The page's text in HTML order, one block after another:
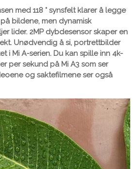
med 118 ° synsfelt klarer å legge
bildene, men dynamisk
lider. 2MP dybdesensor skaper en
Unødvendig å si, portrettbilder
i Mi A-serien. Du kan spille inn 4k-
per sekund på Mi A3 som ser
og saktefilmene ser også